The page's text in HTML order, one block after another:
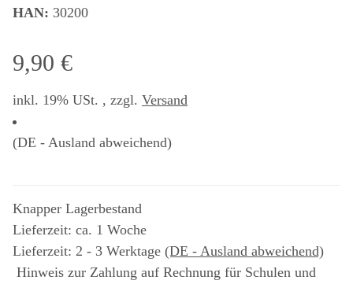
HAN: 30200
9,90 €
inkl. 19% USt. , zzgl. Versand
(DE - Ausland abweichend)
Knapper Lagerbestand
Lieferzeit: ca. 1 Woche
Lieferzeit: 2 - 3 Werktage (DE - Ausland abweichend)
Hinweis zur Zahlung auf Rechnung für Schulen und